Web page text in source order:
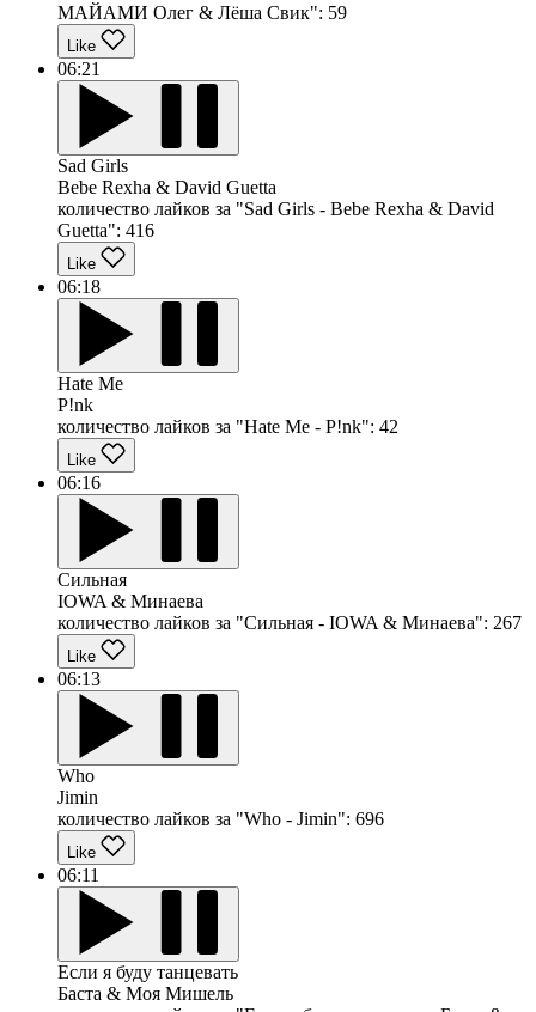
МАЙАМИ Олег & Лёша Свик": 59
Like
06:21
Sad Girls
Bebe Rexha & David Guetta
количество лайков за "Sad Girls - Bebe Rexha & David
Guetta": 416
Like
06:18
Hate Me
P!nk
количество лайков за "Hate Me - P!nk": 42
Like
06:16
Сильная
IOWA & Минаева
количество лайков за "Сильная - IOWA & Минаева": 267
Like
06:13
Who
Jimin
количество лайков за "Who - Jimin": 696
Like
06:11
Если я буду танцевать
Баста & Моя Мишель